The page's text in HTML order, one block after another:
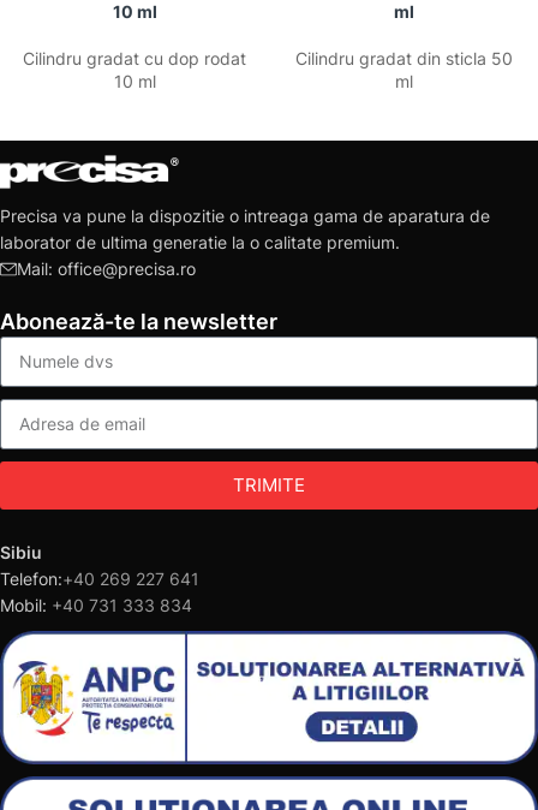
10 ml
Cilindru gradat cu dop rodat
10 ml
ml
Cilindru gradat din sticla 50
ml
Precisa va pune la dispozitie o intreaga gama de aparatura de
laborator de ultima generatie la o calitate premium.
Mail: office@precisa.ro
Abonează-te la newsletter
TRIMITE
Sibiu
Telefon:+40 269 227 641
Mobil: +40 731 333 834